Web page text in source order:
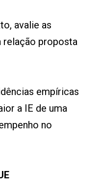
avalie as
relação proposta
empíricas
a IE de uma
no